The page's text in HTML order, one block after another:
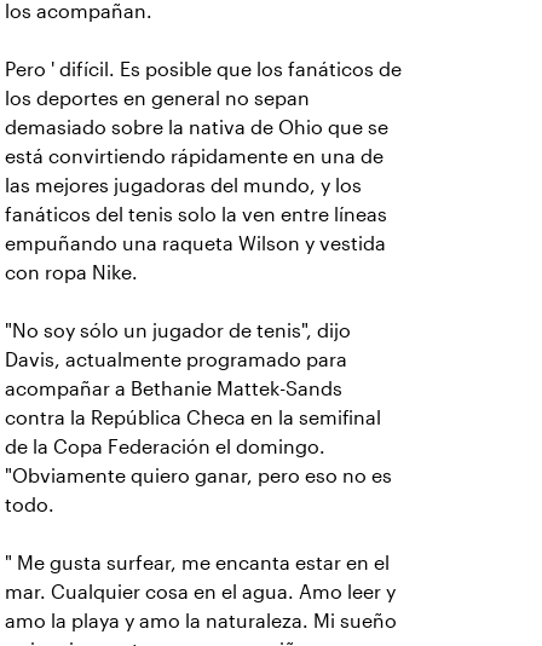
los acompañan.
Pero ' difícil. Es posible que los fanáticos de
los deportes en general no sepan
demasiado sobre la nativa de Ohio que se
está convirtiendo rápidamente en una de
las mejores jugadoras del mundo, y los
fanáticos del tenis solo la ven entre líneas
empuñando una raqueta Wilson y vestida
con ropa Nike.
"No soy sólo un jugador de tenis", dijo
Davis, actualmente programado para
acompañar a Bethanie Mattek-Sands
contra la República Checa en la semifinal
de la Copa Federación el domingo.
"Obviamente quiero ganar, pero eso no es
todo.
" Me gusta surfear, me encanta estar en el
mar. Cualquier cosa en el agua. Amo leer y
amo la playa y amo la naturaleza. Mi sueño